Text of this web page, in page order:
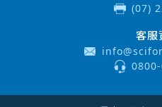
(07)
客服